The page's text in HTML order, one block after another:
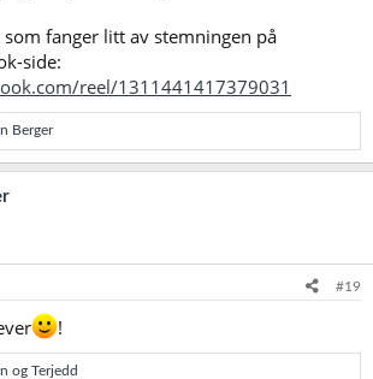
fanger litt av stemningen på
side:
reel/1311441417379031
Berger
#19
!
og Terjedd